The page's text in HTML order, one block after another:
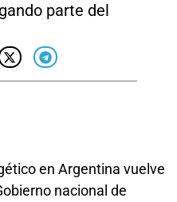
parte del
en Argentina vuelve
nacional de